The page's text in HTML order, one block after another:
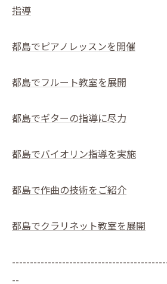
指導
都島でピアノレッスンを開催
都島でフルート教室を展開
都島でギターの指導に尽力
都島でバイオリン指導を実施
都島で作曲の技術をご紹介
都島でクラリネット教室を展開
--